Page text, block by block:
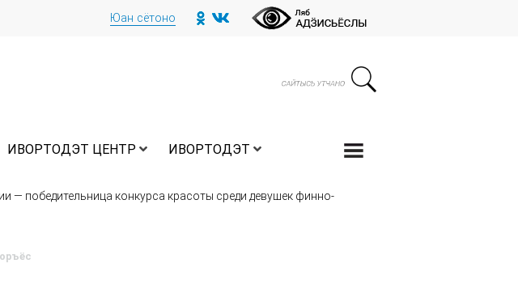
Юан сётоно
ИВОРТОДЭТ ЦЕНТР ИВОРТОДЭТ
— победительница конкурса красоты среди девушек финно-